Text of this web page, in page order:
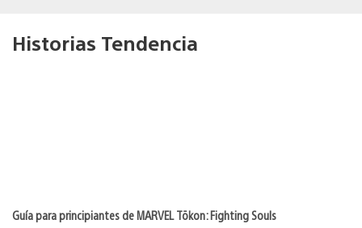
Historias Tendencia
Guía para principiantes de MARVEL Tōkon: Fighting Souls